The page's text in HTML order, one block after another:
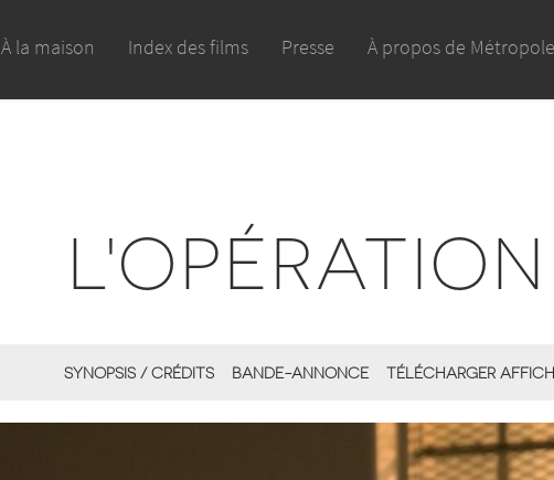
À la maison Index des films Presse À propos de
L'OPÉRATION
SYNOPSIS / CRÉDITS BANDE-ANNONCE TÉLÉCHARGER